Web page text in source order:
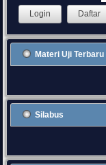
Materi Uji Terbaru
Silabus